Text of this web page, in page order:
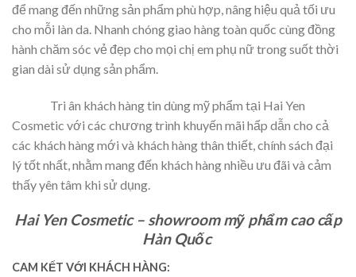
để mang đến những sản phẩm phù hợp, nâng hiệu quả tối ưu
cho mỗi làn da. Nhanh chóng giao hàng toàn quốc cùng đồng
hành chăm sóc vẻ đẹp cho mọi chị em phụ nữ trong suốt thời
gian dài sử dụng sản phẩm.
Tri ân khách hàng tin dùng mỹ phẩm tại Hai Yen
Cosmetic với các chương trình khuyến mãi hấp dẫn cho cả
các khách hàng mới và khách hàng thân thiết, chính sách đại
lý tốt nhất, nhằm mang đến khách hàng nhiều ưu đãi và cảm
thấy yên tâm khi sử dụng.
Hai Yen Cosmetic – showroom mỹ phẩm cao cấp
Hàn Quốc
CAM KẾT VỚI KHÁCH HÀNG: